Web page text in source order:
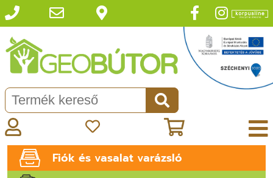
Fiók és vasalat varázsló